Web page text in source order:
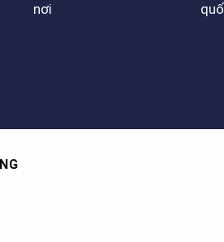
nơi